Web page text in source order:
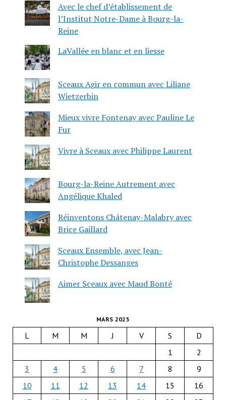
Avec le chef d’établissement de
l’Institut Notre-Dame à Bourg-la-
Reine
LaVallée en blanc et en liesse
Sceaux Agir en commun avec Liliane
Wietzerbin
Mieux vivre Fontenay avec Pauline Le
Fur
Vivre à Sceaux avec Philippe Laurent
Bourg-la-Reine Autrement avec
Angélique Khaled
Réinventons Châtenay-Malabry avec
Brice Gaillard
Sceaux Ensemble, avec Jean-
Christophe Dessanges
Aimer Sceaux avec Maud Bonté
MARS 2025
L M M J V S
D
1
2
3
4 5 6 7 8
9
10
11 12 13 14 15
16